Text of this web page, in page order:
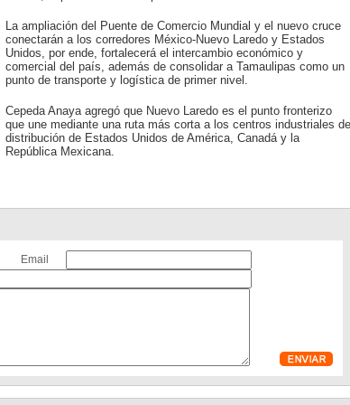
La ampliación del Puente de Comercio Mundial y el nuevo cruce
conectarán a los corredores México-Nuevo Laredo y Estados
Unidos, por ende, fortalecerá el intercambio económico y
comercial del país, además de consolidar a Tamaulipas como un
punto de transporte y logística de primer nivel.
Cepeda Anaya agregó que Nuevo Laredo es el punto fronterizo
que une mediante una ruta más corta a los centros industriales de
distribución de Estados Unidos de América, Canadá y la
República Mexicana.
Email